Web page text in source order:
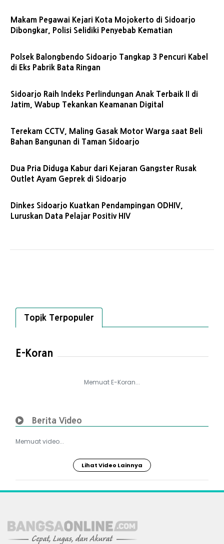
Makam Pegawai Kejari Kota Mojokerto di Sidoarjo
Dibongkar, Polisi Selidiki Penyebab Kematian
Polsek Balongbendo Sidoarjo Tangkap 3 Pencuri Kabel
di Eks Pabrik Bata Ringan
Sidoarjo Raih Indeks Perlindungan Anak Terbaik II di
Jatim, Wabup Tekankan Keamanan Digital
Terekam CCTV, Maling Gasak Motor Warga saat Beli
Bahan Bangunan di Taman Sidoarjo
Dua Pria Diduga Kabur dari Kejaran Gangster Rusak
Outlet Ayam Geprek di Sidoarjo
Dinkes Sidoarjo Kuatkan Pendampingan ODHIV,
Luruskan Data Pelajar Positiv HIV
Topik Terpopuler
E-Koran
Memuat E-Koran...
Berita Video
Memuat video...
Lihat Video Lainnya